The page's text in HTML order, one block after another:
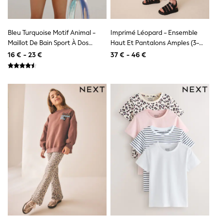
Crocs
Havaianas
Pour Moi
Rayban
Skechers
GIRLS
New In
Trending: Top & Short Sets
Trending: Clogs
Toy Story
THE SET
First Size - 2 Years
3-5 Years
6-8 Years
10-16 years
All Clothing
T-Shirts
Dresses
Shorts & Skirts
Snowsuits & Coats
Sweatshirts & Hoodies
Bleu Turquoise Motif Animal -
Maillot De Bain Sport À Dos
Ouvert (3-16ans)
16 € - 23 €
Imprimé Léopard - Ensemble
Haut Et Pantalons Amples (3-
16ans)
37 € - 46 €